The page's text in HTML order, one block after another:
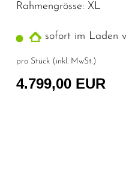
Rahmengrösse: XL
sofort im Laden
pro Stück (inkl. MwSt.)
4.799,00 EUR